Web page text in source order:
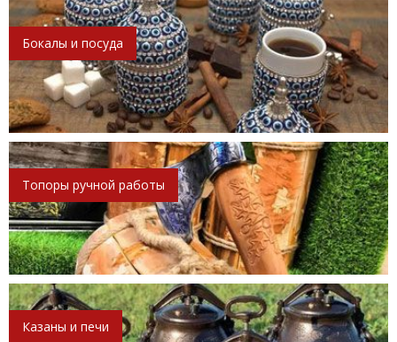
Бокалы и посуда
Топоры ручной работы
Казаны и печи